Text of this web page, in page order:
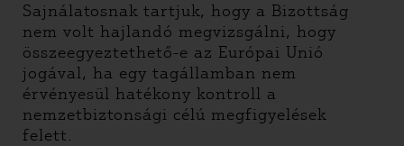
Sajnálatosnak tartjuk, hogy a Bizottság
nem volt hajlandó megvizsgálni, hogy
összeegyeztethető-e az Európai Unió
jogával, ha egy tagállamban nem
érvényesül hatékony kontroll a
nemzetbiztonsági célú megfigyelések
felett.